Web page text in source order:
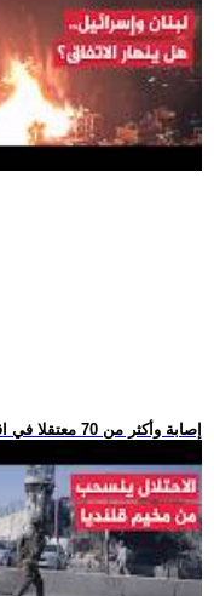
.. 51 إصابة وأكثر من 70 معتقلا في اقتحام الاحتلال مخيم قلنديا ب